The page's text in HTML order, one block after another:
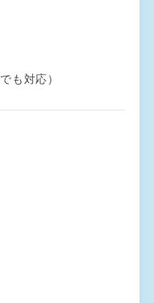
も対応）